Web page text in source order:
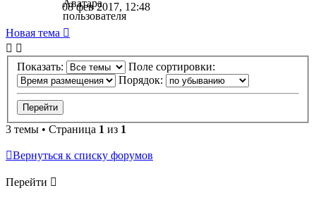
08 фев 2017, 12:48
Новая тема
Показать:
Поле сортировки:
Порядок:
3 темы • Страница 1 из 1
Вернуться к списку форумов
Перейти